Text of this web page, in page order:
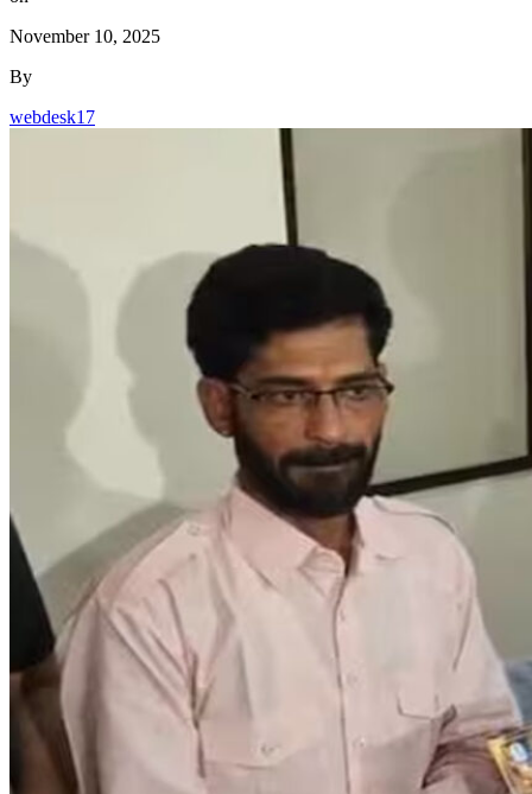
November 10, 2025
By
webdesk17